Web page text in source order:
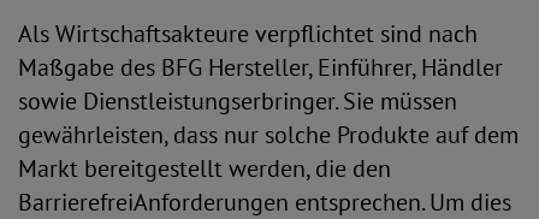
Als Wirtschaftsakteure verpflichtet sind nach
Maßgabe des BFG Hersteller, Einführer, Händler
sowie Dienstleistungserbringer. Sie müssen
gewährleisten, dass nur solche Produkte auf dem
Markt bereitgestellt werden, die den
BarrierefreiAnforderungen entsprechen. Um dies